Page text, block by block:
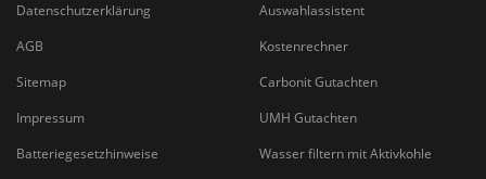
Datenschutzerklärung
AGB
Sitemap
Impressum
Batteriegesetzhinweise
Auswahlassistent
Kostenrechner
Carbonit Gutachten
UMH Gutachten
Wasser filtern mit Aktivkohle